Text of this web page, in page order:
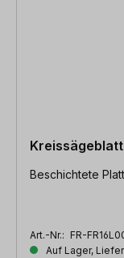
Kreissägeblatt
Beschichtete
Art.-Nr.: FR-
Auf Lager,